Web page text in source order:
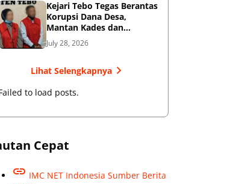
Kejari Tebo Tegas Berantas
Korupsi Dana Desa,
Mantan Kades dan
Bendahara Resmi Jadi
Tersangka
July 28, 2026
Lihat Selengkapnya
to load posts.
Cepat
IMC NET Indonesia Sumber Berita